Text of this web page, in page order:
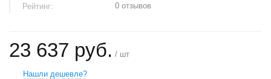
Рейтинг: 0 отзывов
23 637 руб. / шт
Нашли дешевле?